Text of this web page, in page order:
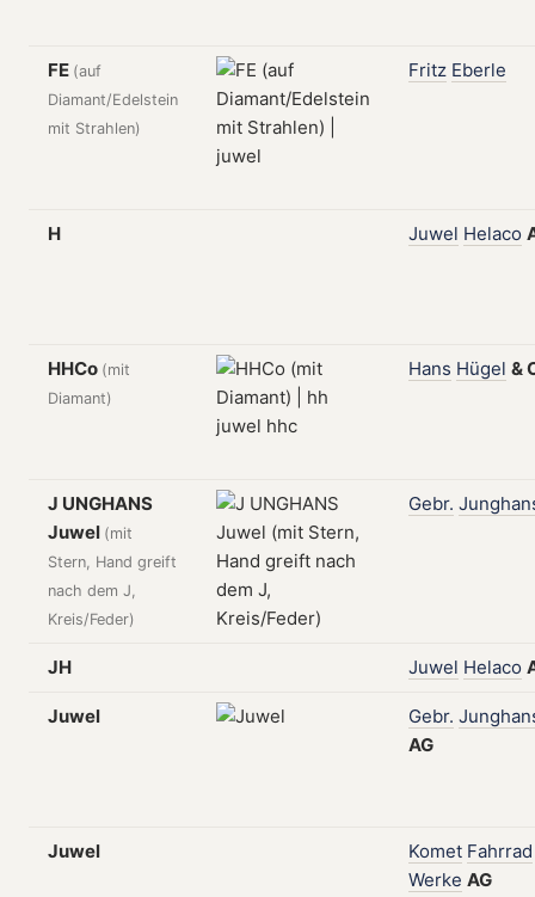
FE (auf
Diamant/Edelstein
mit Strahlen)
Fritz Eberle
H Juwel Helaco
HHCo (mit
Diamant)
Hans Hügel &
J UNGHANS
Juwel (mit
Stern, Hand greift
nach dem J,
Kreis/Feder)
Gebr.
JH Juwel Helaco
Juwel Gebr.
AG
Juwel Komet Fahrrad
Werke AG